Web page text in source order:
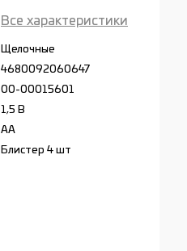
Все характеристики
Щелочные
4680092060647
00-00015601
1,5 В
АА
Блистер 4 шт